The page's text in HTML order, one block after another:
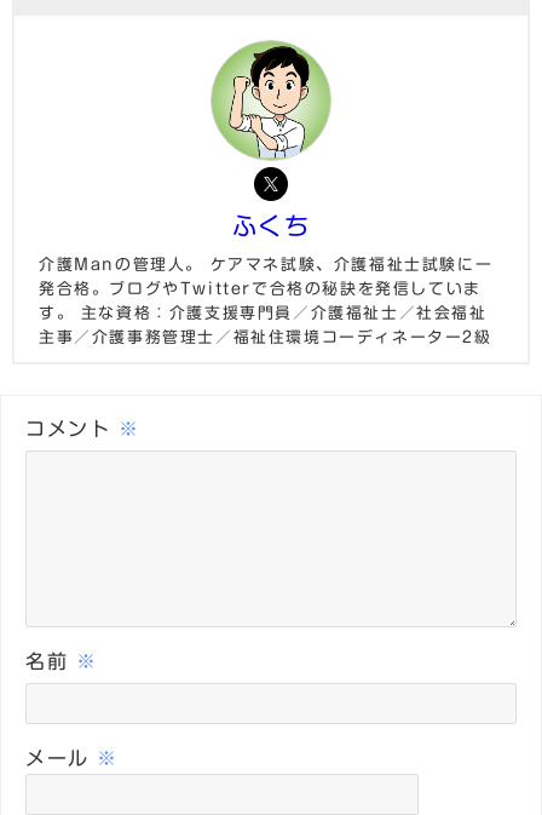
ふくち
介護Manの管理人。 ケアマネ試験、介護福祉士試験に一
発合格。ブログやTwitterで合格の秘訣を発信していま
す。 主な資格：介護支援専門員／介護福祉士／社会福祉
主事／介護事務管理士／福祉住環境コーディネーター2級
コメント ※
名前 ※
メール ※